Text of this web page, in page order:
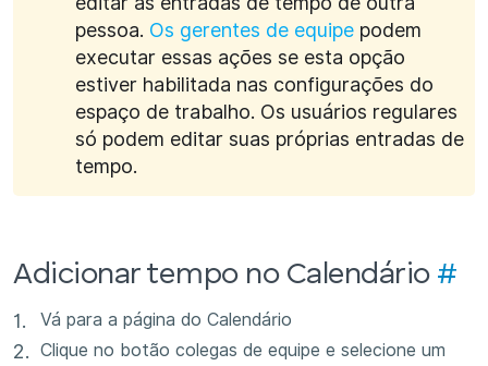
pessoa. Os gerentes de equipe podem
executar essas ações se esta opção
estiver habilitada nas configurações do
espaço de trabalho. Os usuários regulares
só podem editar suas próprias entradas de
tempo.
Adicionar tempo no Calendário #
Vá para a página do Calendário
Clique no botão colegas de equipe e selecione um